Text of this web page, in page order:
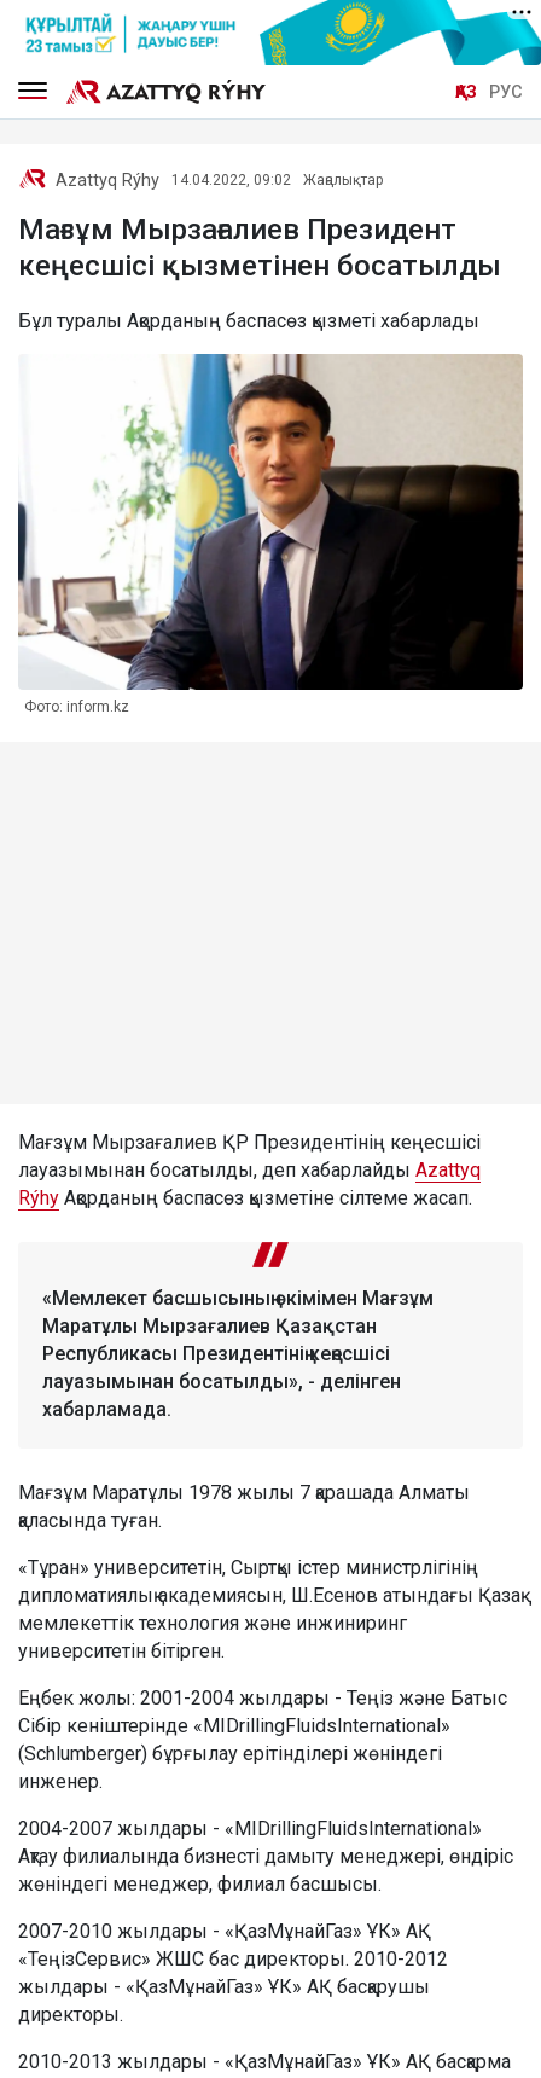
ҚАЗ РУС
Azattyq Rýhy 14.04.2022, 09:02 Жаңалықтар
Мағзұм Мырзағалиев Президент
кеңесшісі қызметінен босатылды
Бұл туралы Ақорданың баспасөз қызметі хабарлады
Фото: inform.kz
Мағзұм Мырзағалиев ҚР Президентінің кеңесшісі
лауазымынан босатылды, деп хабарлайды Azattyq
Rýhy Ақорданың баспасөз қызметіне сілтеме жасап.
«Мемлекет басшысының өкімімен Мағзұм
Маратұлы Мырзағалиев Қазақстан
Республикасы Президентінің кеңесшісі
лауазымынан босатылды», - делінген
хабарламада.
Мағзұм Маратұлы 1978 жылы 7 қарашада Алматы
қаласында туған.
«Тұран» университетін, Сыртқы істер министрлігінің
дипломатиялық академиясын, Ш.Есенов атындағы Қазақ
мемлекеттік технология және инжиниринг
университетін бітірген.
Еңбек жолы: 2001-2004 жылдары - Теңіз және Батыс
Сібір кеніштерінде «MIDrillingFluidsInternational»
(Schlumberger) бұрғылау ерітінділері жөніндегі
инженер.
2004-2007 жылдары - «MIDrillingFluidsInternational»
Ақтау филиалында бизнесті дамыту менеджері, өндіріс
жөніндегі менеджер, филиал басшысы.
2007-2010 жылдары - «ҚазМұнайГаз» ҰК» АҚ
«ТеңізСервис» ЖШС бас директоры. 2010-2012
жылдары - «ҚазМұнайГаз» ҰК» АҚ басқарушы
директоры.
2010-2013 жылдары - «ҚазМұнайГаз» ҰК» АҚ басқарма